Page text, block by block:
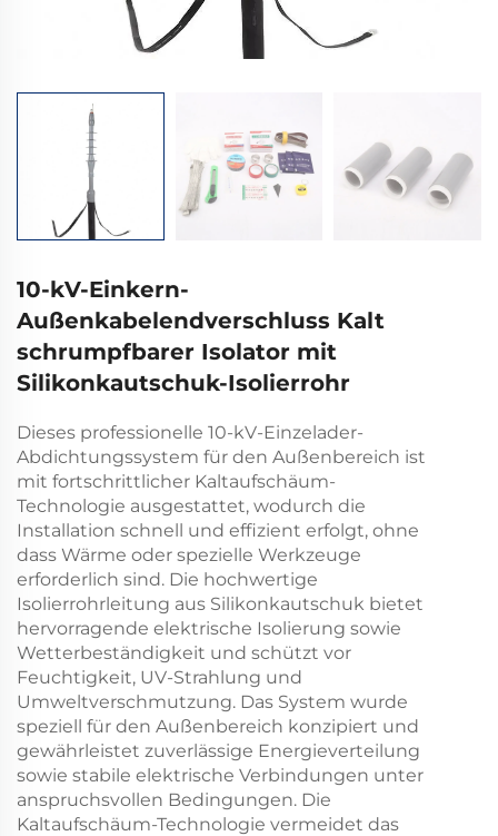
10-kV-Einkern-
Außenkabelendverschluss Kalt
schrumpfbarer Isolator mit
Silikonkautschuk-Isolierrohr
Dieses professionelle 10-kV-Einzelader-
Abdichtungssystem für den Außenbereich ist
mit fortschrittlicher Kaltaufschäum-
Technologie ausgestattet, wodurch die
Installation schnell und effizient erfolgt, ohne
dass Wärme oder spezielle Werkzeuge
erforderlich sind. Die hochwertige
Isolierrohrleitung aus Silikonkautschuk bietet
hervorragende elektrische Isolierung sowie
Wetterbeständigkeit und schützt vor
Feuchtigkeit, UV-Strahlung und
Umweltverschmutzung. Das System wurde
speziell für den Außenbereich konzipiert und
gewährleistet zuverlässige Energieverteilung
sowie stabile elektrische Verbindungen unter
anspruchsvollen Bedingungen. Die
Kaltaufschäum-Technologie vermeidet das